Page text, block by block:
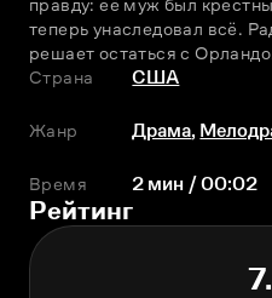
теперь унаследовал всё.
решает остаться с
Страна
США
Жанр Драма,
Время 2 мин / 00:02
Рейтинг